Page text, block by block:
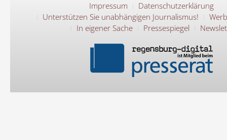
Impressum
Datenschutzerklärung
Unterstützen Sie unabhängigen Journalismus!
In eigener Sache
Pressespiegel